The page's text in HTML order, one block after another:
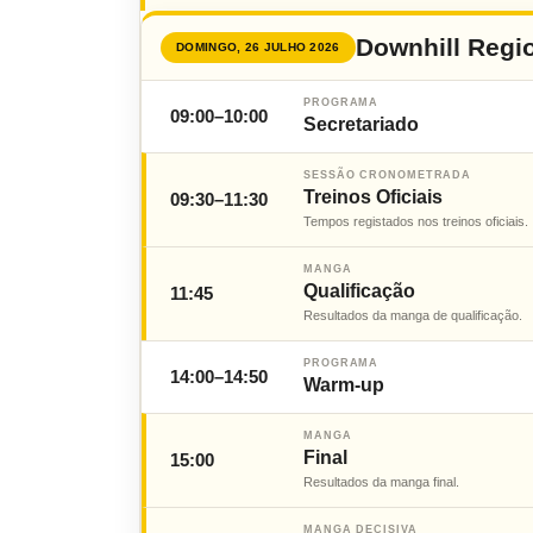
DOMINGO, 26 JULHO 2026 Downhill
09:00–10:00
PROGRAMA
Secretariado
09:30–11:30
SESSÃO CRONOMETRADA
Treinos Oficiais
Tempos registados nos treinos oficiais.
11:45
MANGA
Qualificação
Resultados da manga de qualificação.
14:00–14:50
PROGRAMA
Warm-up
15:00
MANGA
Final
Resultados da manga final.
MANGA DECISIVA